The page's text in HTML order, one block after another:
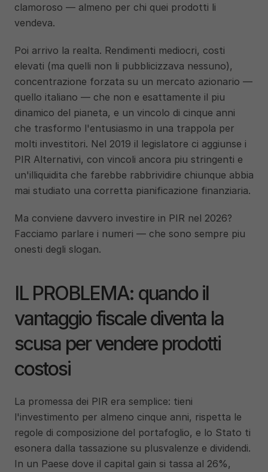
clamoroso — almeno per chi quei prodotti li
vendeva.
Poi arrivo la realta. Rendimenti mediocri, costi
elevati (ma quelli non li pubblicizzava nessuno),
concentrazione forzata su un mercato azionario —
quello italiano — che non e esattamente il piu
dinamico del pianeta, e un vincolo di cinque anni
che trasformo l'entusiasmo in una trappola per
molti investitori. Nel 2019 il legislatore ci aggiunse i
PIR Alternativi, con vincoli ancora piu stringenti e
un'illiquidita che farebbe rabbrividire chiunque abbia
mai studiato una corretta pianificazione finanziaria.
Ma conviene davvero investire in PIR nel 2026?
Facciamo parlare i numeri — che sono sempre piu
onesti degli slogan.
IL PROBLEMA: quando il
vantaggio fiscale diventa la
scusa per vendere prodotti
costosi
La promessa dei PIR era semplice: tieni
l'investimento per almeno cinque anni, rispetta le
regole di composizione del portafoglio, e lo Stato ti
esonera dalla tassazione su plusvalenze e dividendi.
In un Paese dove il capital gain si tassa al 26%,